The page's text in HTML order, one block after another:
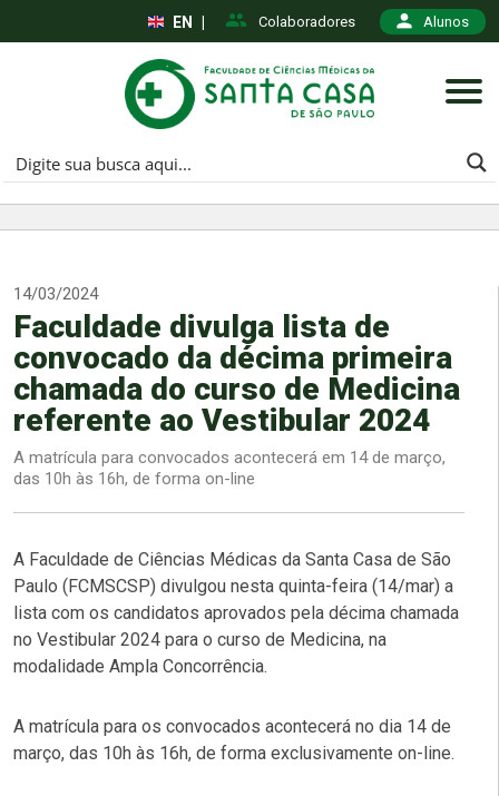
Colaboradores Alunos
EN
14/03/2024
Faculdade divulga lista de
convocado da décima primeira
chamada do curso de Medicina
referente ao Vestibular 2024
A matrícula para convocados acontecerá em 14 de março,
das 10h às 16h, de forma on-line
A Faculdade de Ciências Médicas da Santa Casa de São
Paulo (FCMSCSP) divulgou nesta quinta-feira (14/mar) a
lista com os candidatos aprovados pela décima chamada
no Vestibular 2024 para o curso de Medicina, na
modalidade Ampla Concorrência.
A matrícula para os convocados acontecerá no dia 14 de
março, das 10h às 16h, de forma exclusivamente on-line.